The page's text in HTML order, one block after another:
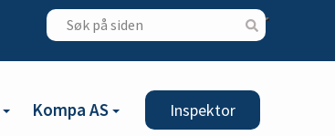
Kompa AS Inspektor